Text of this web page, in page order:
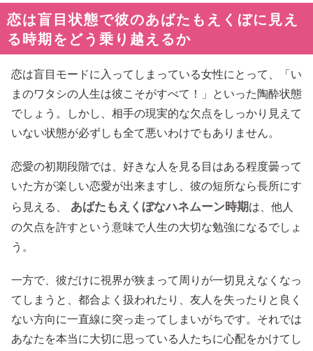
恋は盲目状態で彼のあばたもえくぼに見え
る時期をどう乗り越えるか
恋は盲目モードに入ってしまっている女性にとって、「い
まのワタシの人生は彼こそがすべて！」といった陶酔状態
でしょう。しかし、相手の現実的な欠点をしっかり見えて
いない状態が必ずしも全て悪いわけでもありません。
恋愛の初期段階では、好きな人を見る目はある程度曇って
いた方が楽しい恋愛が出来ますし、彼の短所なら長所にす
ら見える、
あばたもえくぼなハネムーン時期は、他人
の欠点を許すという意味で人生の大切な勉強になるでしょ
う。
一方で、彼だけに視界が狭まって周りが一切見えなくなっ
てしまうと、都合よく扱われたり、友人を失ったりと良く
ない方向に一直線に突っ走ってしまいがちです。それでは
あなたを本当に大切に思っている人たちに心配をかけてし